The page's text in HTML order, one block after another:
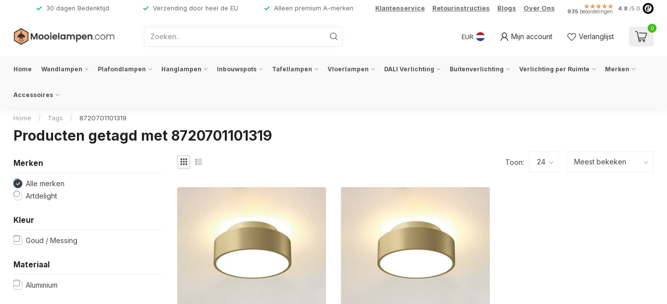
30 dagen Bedenktijd Verzending door heel de EU Alleen premium A-merken Klantenservice Retourinstructies Blogs Over Ons 935 beoordelingen 4.8 /5.0
EUR Mijn account Verlanglijst
0
Home Wandlampen Plafondlampen Hanglampen Inbouwspots Tafellampen Vloerlampen DALI Verlichting Buitenverlichting Verlichting per Ruimte Merken
Accessoires
Home / Tags / 8720701101319
Producten getagd met 8720701101319
Merken
Alle merken
Artdelight
Kleur
Goud / Messing
Materiaal
Aluminium
Toon: